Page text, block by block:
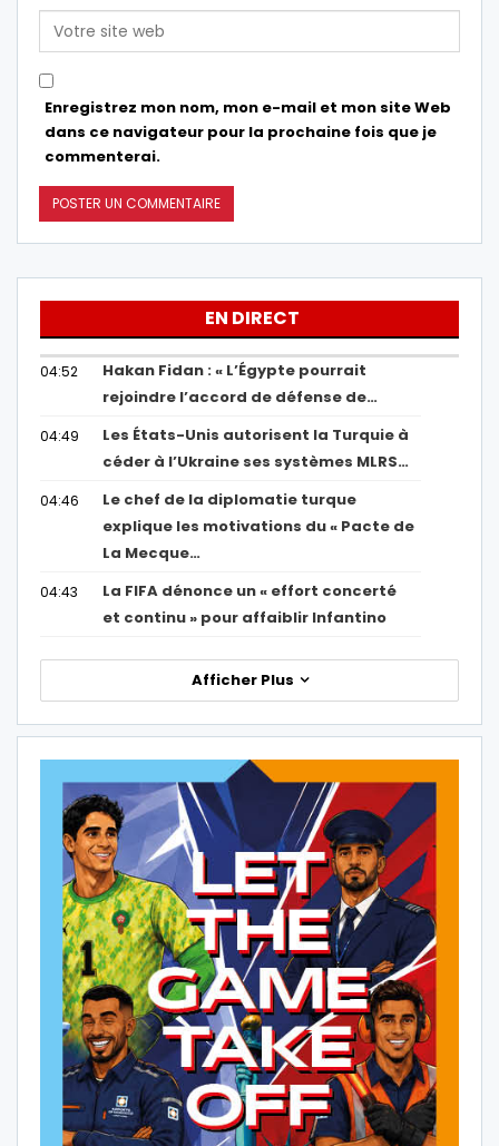
Enregistrez mon nom, mon e-mail et mon site Web
dans ce navigateur pour la prochaine fois que je
commenterai.
EN DIRECT
04:52
Hakan Fidan : « L’Égypte pourrait
rejoindre l’accord de défense de…
04:49
Les États-Unis autorisent la Turquie à
céder à l’Ukraine ses systèmes MLRS…
04:46
Le chef de la diplomatie turque
explique les motivations du « Pacte de
La Mecque…
04:43
La FIFA dénonce un « effort concerté
et continu » pour affaiblir Infantino
Afficher Plus